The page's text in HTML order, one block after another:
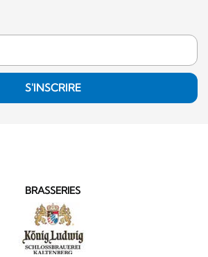
S'INSCRIRE
BRASSERIES